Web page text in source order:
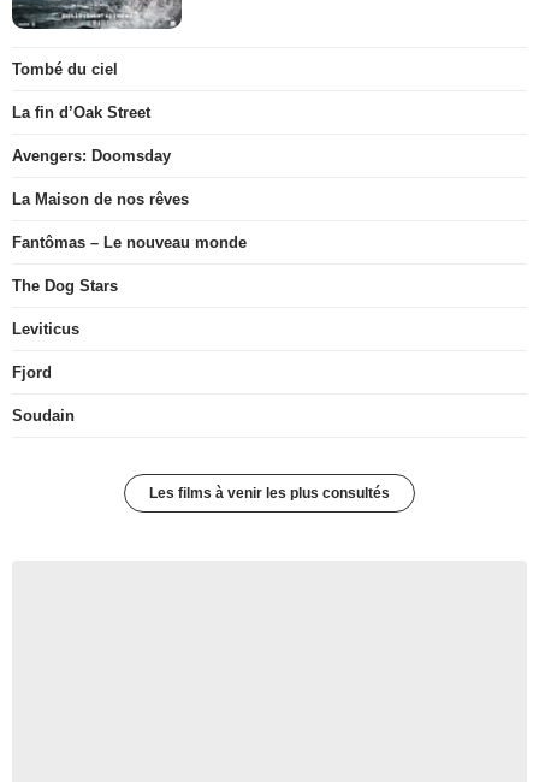
Tombé du ciel
La fin d’Oak Street
Avengers: Doomsday
La Maison de nos rêves
Fantômas – Le nouveau monde
The Dog Stars
Leviticus
Fjord
Soudain
Les films à venir les plus consultés